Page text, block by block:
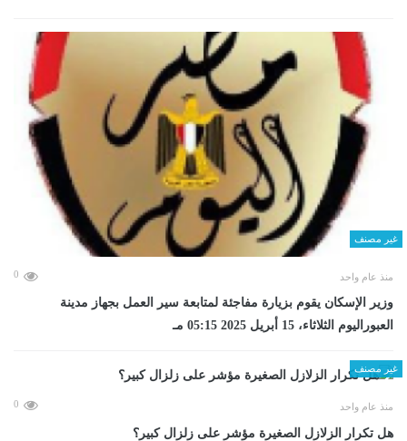
غير مصنف
منذ عام واحد 0
وزير الإسكان يقوم بزيارة مفاجئة لمتابعة سير العمل بجهاز مدينة
العبوراليوم الثلاثاء، 15 أبريل 2025 05:15 مـ
غير مصنف
منذ عام واحد 0
هل تكرار الزلازل الصغيرة مؤشر على زلزال كبير؟